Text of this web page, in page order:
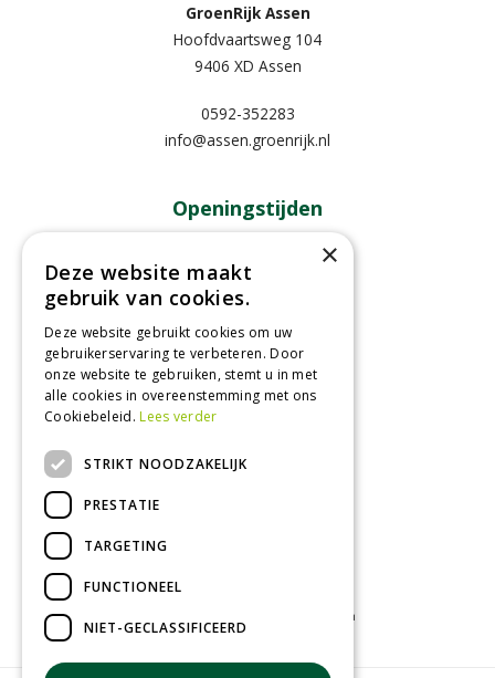
GroenRijk Assen
Hoofdvaartsweg 104
9406 XD Assen
0592-352283
info@assen.groenrijk.nl
Openingstijden
09:00 - 18:00
Dinsdag
Woensdag
Donderdag
09:00 - 18:00
Vrijdag
09:00 - 18:00
Zaterdag
09:00 - 17:00
Toon alle openingstijden
Tuinplanten
×
Deze website maakt
gebruik van cookies.
Deze website gebruikt cookies om uw
gebruikerservaring te verbeteren. Door
onze website te gebruiken, stemt u in met
alle cookies in overeenstemming met ons
Cookiebeleid.Lees verder
STRIKT NOODZAKELIJK
PRESTATIE
TARGETING
FUNCTIONEEL
NIET-GECLASSIFICEERD